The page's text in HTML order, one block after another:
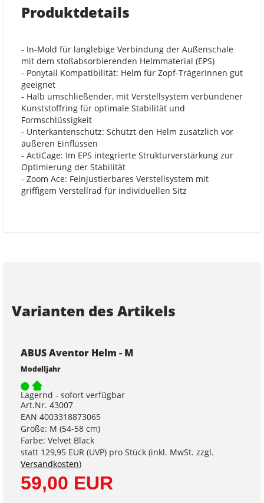
Produktdetails
- In-Mold für langlebige Verbindung der Außenschale
mit dem stoßabsorbierenden Helmmaterial (EPS)
- Ponytail Kompatibilität: Helm für Zopf-TrägerInnen gut
geeignet
- Halb umschließender, mit Verstellsystem verbundener
Kunststoffring für optimale Stabilität und
Formschlüssigkeit
- Unterkantenschutz: Schützt den Helm zusätzlich vor
äußeren Einflüssen
- ActiCage: Im EPS integrierte Strukturverstärkung zur
Optimierung der Stabilität
- Zoom Ace: Feinjustierbares Verstellsystem mit
griffigem Verstellrad für individuellen Sitz
Varianten des Artikels
ABUS Aventor Helm - M
Modelljahr
Lagernd - sofort verfügbar
Art.Nr. 43007
EAN 4003318873065
Größe: M (54-58 cm)
Farbe: Velvet Black
statt 129,95 EUR (UVP) pro Stück (inkl. MwSt. zzgl.
Versandkosten)
59,00 EUR